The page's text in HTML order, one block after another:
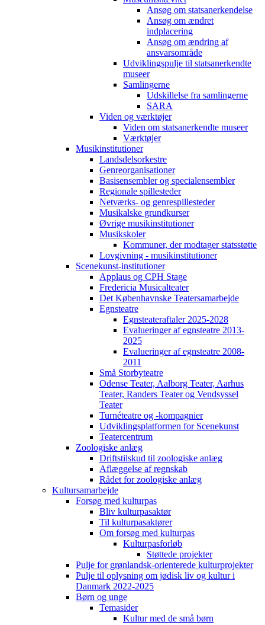
Ansøg om statsanerkendelse
Ansøg om ændret
indplacering
Ansøg om ændring af
ansvarsområde
Udviklingspulje til statsanerkendte
museer
Samlingerne
Udskillelse fra samlingerne
SARA
Viden og værktøjer
Viden om statsanerkendte museer
Værktøjer
Musikinstitutioner
Landsdelsorkestre
Genreorganisationer
Basisensembler og specialensembler
Regionale spillesteder
Netværks- og genrespillesteder
Musikalske grundkurser
Øvrige musikinstitutioner
Musikskoler
Kommuner, der modtager statsstøtte
Lovgivning - musikinstitutioner
Scenekunst-institutioner
Applaus og CPH Stage
Fredericia Musicalteater
Det Københavnske Teatersamarbejde
Egnsteatre
Egnsteateraftaler 2025-2028
Evalueringer af egnsteatre 2013-
2025
Evalueringer af egnsteatre 2008-
2011
Små Storbyteatre
Odense Teater, Aalborg Teater, Aarhus
Teater, Randers Teater og Vendsyssel
Teater
Turnéteatre og -kompagnier
Udviklingsplatformen for Scenekunst
Teatercentrum
Zoologiske anlæg
Driftstilskud til zoologiske anlæg
Aflæggelse af regnskab
Rådet for zoologiske anlæg
Kultursamarbejde
Forsøg med kulturpas
Bliv kulturpasaktør
Til kulturpasaktører
Om forsøg med kulturpas
Kulturpasforløb
Støttede projekter
Pulje for grønlandsk-orienterede kulturprojekter
Pulje til oplysning om jødisk liv og kultur i
Danmark 2022-2025
Børn og unge
Temasider
Kultur med de små børn